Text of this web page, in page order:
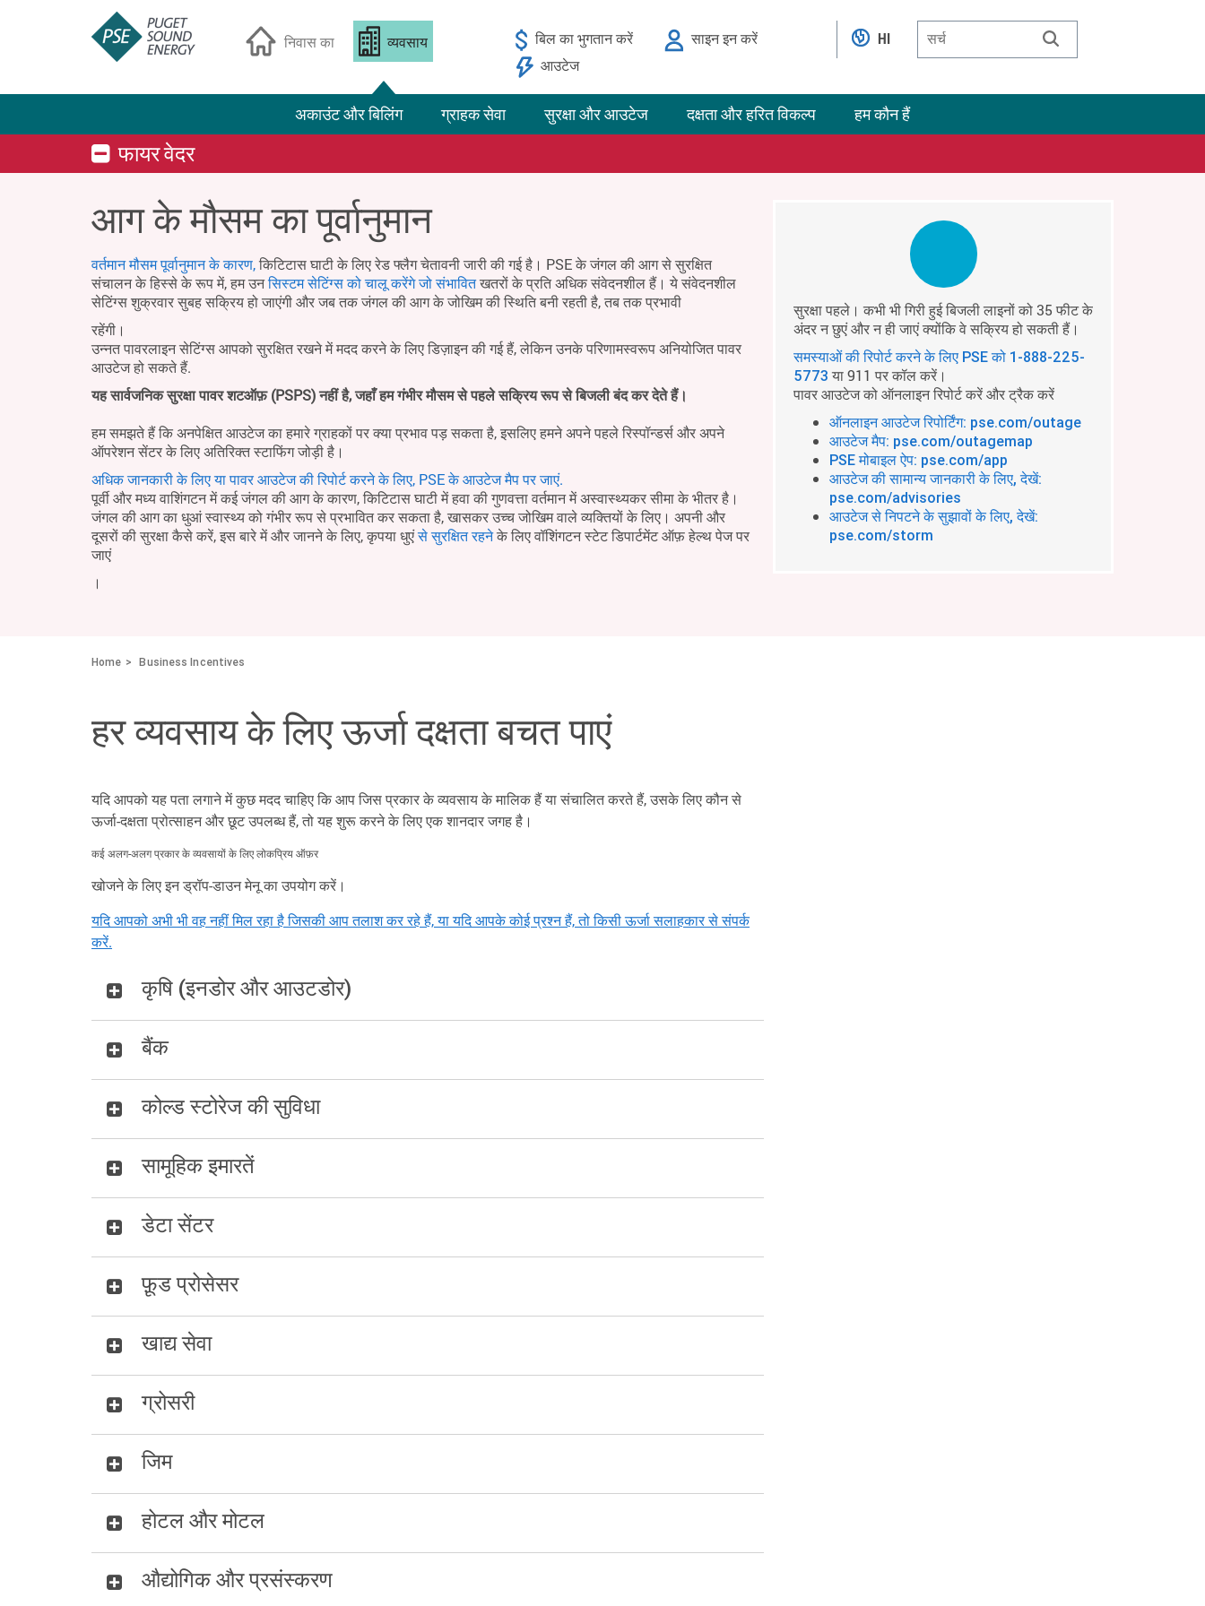
निवास का व्यवसाय
अकाउंट और बिलिंग ग्राहक सेवा सुरक्षा और आउटेज दक्षता और हरित विकल्प हम कौन हैं
बिल का भुगतान करें
साइन इन करें
आउटेज
HI
फायर वेदर
आग के मौसम का पूर्वानुमान
वर्तमान मौसम पूर्वानुमान के कारण,किटिटास घाटी के लिए रेड फ्लैग चेतावनी जारी की गई है। PSE के जंगल की आग से सुरक्षित
संचालन के हिस्से के रूप में, हम उनसिस्टम सेटिंग्स को चालू करेंगे जो संभावितखतरों के प्रति अधिक संवेदनशील हैं। ये संवेदनशील
सेटिंग्स शुक्रवार सुबह सक्रिय हो जाएंगी और जब तक जंगल की आग के जोखिम की स्थिति बनी रहती है, तब तक प्रभावी
रहेंगी।
उन्नत पावरलाइन सेटिंग्स आपको सुरक्षित रखने में मदद करने के लिए डिज़ाइन की गई हैं, लेकिन उनके परिणामस्वरूप अनियोजित पावर
आउटेज हो सकते हैं.
यह सार्वजनिक सुरक्षा पावर शटऑफ़ (PSPS) नहीं है, जहाँ हम गंभीर मौसम से पहले सक्रिय रूप से बिजली बंद कर देते हैं।
हम समझते हैं कि अनपेक्षित आउटेज का हमारे ग्राहकों पर क्या प्रभाव पड़ सकता है, इसलिए हमने अपने पहले रिस्पॉन्डर्स और अपने
ऑपरेशन सेंटर के लिए अतिरिक्त स्टाफिंग जोड़ी है।
अधिक जानकारी के लिए या पावर आउटेज की रिपोर्ट करने के लिए, PSE के आउटेज मैप पर जाएं.
पूर्वी और मध्य वाशिंगटन में कई जंगल की आग के कारण, किटिटास घाटी में हवा की गुणवत्ता वर्तमान में अस्वास्थ्यकर सीमा के भीतर है।
जंगल की आग का धुआं स्वास्थ्य को गंभीर रूप से प्रभावित कर सकता है, खासकर उच्च जोखिम वाले व्यक्तियों के लिए। अपनी और
दूसरों की सुरक्षा कैसे करें, इस बारे में और जानने के लिए, कृपया धुएंसे सुरक्षित रहनेके लिए वॉशिंगटन स्टेट डिपार्टमेंट ऑफ़ हेल्थ पेज पर
जाएं
।
सुरक्षा पहले। कभी भी गिरी हुई बिजली लाइनों को 35 फीट के
अंदर न छुएं और न ही जाएं क्योंकि वे सक्रिय हो सकती हैं।
समस्याओं की रिपोर्ट करने के लिए PSE को 1-888-225-
5773 या 911 पर कॉल करें।
पावर आउटेज को ऑनलाइन रिपोर्ट करें और ट्रैक करें
ऑनलाइन आउटेज रिपोर्टिंग: pse.com/outage
आउटेज मैप: pse.com/outagemap
PSE मोबाइल ऐप: pse.com/app
आउटेज की सामान्य जानकारी के लिए, देखें:
pse.com/advisories
आउटेज से निपटने के सुझावों के लिए, देखें:
pse.com/storm
Home Business Incentives
हर व्यवसाय के लिए ऊर्जा दक्षता बचत पाएं
यदि आपको यह पता लगाने में कुछ मदद चाहिए कि आप जिस प्रकार के व्यवसाय के मालिक हैं या संचालित करते हैं, उसके लिए कौन से
ऊर्जा-दक्षता प्रोत्साहन और छूट उपलब्ध हैं, तो यह शुरू करने के लिए एक शानदार जगह है।
कई अलग-अलग प्रकार के व्यवसायों के लिए लोकप्रिय ऑफ़र
खोजने के लिए इन ड्रॉप-डाउन मेनू का उपयोग करें।
यदि आपको अभी भी वह नहीं मिल रहा है जिसकी आप तलाश कर रहे हैं, या यदि आपके कोई प्रश्न हैं, तो किसी ऊर्जा सलाहकार से संपर्क
करें.
कृषि (इनडोर और आउटडोर)
बैंक
कोल्ड स्टोरेज की सुविधा
सामूहिक इमारतें
डेटा सेंटर
फ़ूड प्रोसेसर
खाद्य सेवा
ग्रोसरी
जिम
होटल और मोटल
औद्योगिक और प्रसंस्करण